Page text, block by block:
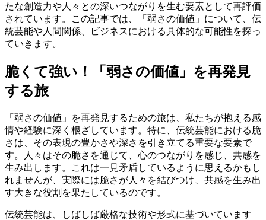
たな創造力や人々との深いつながりを生む要素として再評価
されています。この記事では、「弱さの価値」について、伝
統芸能や人間関係、ビジネスにおける具体的な可能性を探っ
ていきます。
脆くて強い！「弱さの価値」を再発見
する旅
「弱さの価値」を再発見するための旅は、私たちが抱える感
情や経験に深く根ざしています。特に、伝統芸能における脆
さは、その表現の豊かさや深さを引き立てる重要な要素で
す。人々はその脆さを通じて、心のつながりを感じ、共感を
生み出します。これは一見矛盾しているように思えるかもし
れませんが、実際には脆さが人々を結びつけ、共感を生み出
す大きな役割を果たしているのです。
伝統芸能は、しばしば厳格な技術や形式に基づいています